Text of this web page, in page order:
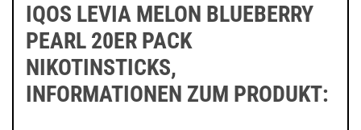
IQOS LEVIA MELON BLUEBERRY
PEARL 20ER PACK
NIKOTINSTICKS,
INFORMATIONEN ZUM PRODUKT: